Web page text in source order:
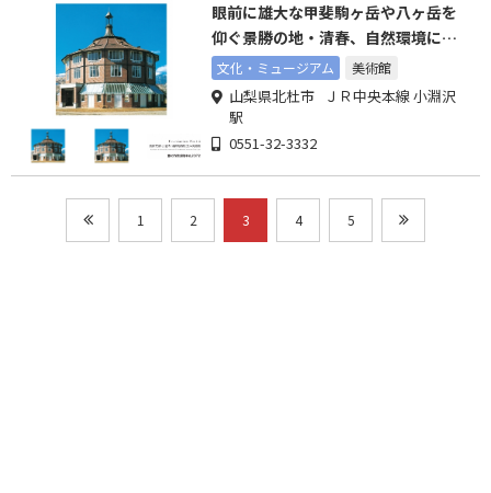
眼前に雄大な甲斐駒ヶ岳や八ヶ岳を
仰ぐ景勝の地・清春、自然環境に恵
まれたアートコロニー
文化・ミュージアム 美術館
山梨県北杜市 ＪＲ中央本線 小淵沢
駅
0551-32-3332
1 2 3 4 5